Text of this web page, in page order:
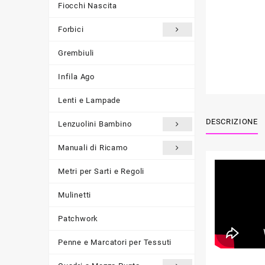
Fiocchi Nascita
Forbici
Grembiuli
Infila Ago
Lenti e Lampade
Lenzuolini Bambino
Manuali di Ricamo
Metri per Sarti e Regoli
Mulinetti
Patchwork
Penne e Marcatori per Tessuti
DESCRIZIONE